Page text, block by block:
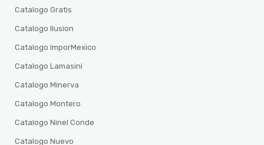
Catalogo Gratis
Catalogo Ilusion
Catalogo ImporMexico
Catalogo Lamasini
Catalogo Minerva
Catalogo Montero
Catalogo Ninel Conde
Catalogo Nuevo